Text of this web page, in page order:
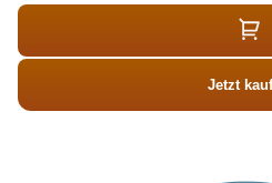
Jetzt